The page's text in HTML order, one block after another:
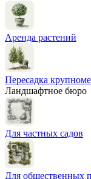
Аренда растений
Пересадка
Ландшафтное бюро
Для частных садов
Для общественных